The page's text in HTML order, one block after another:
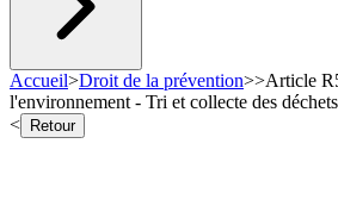
Accueil>Droit de la prévention>>Article
l'environnement - Tri et collecte des déchets
<
Retour